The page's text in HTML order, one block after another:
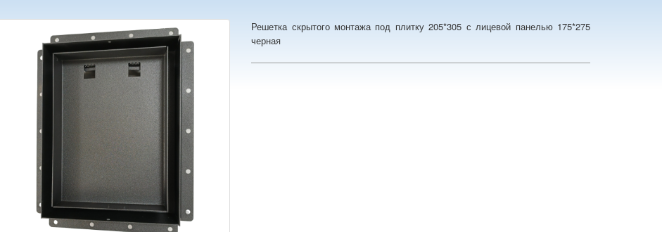
Решетка скрытого монтажа под плитку 205*305 с лицевой панелью 175*275
черная